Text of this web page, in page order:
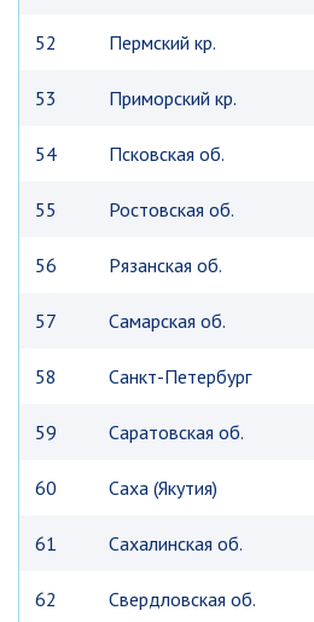
52 Пермский кр.
53 Приморский кр.
54 Псковская об.
55 Ростовская об.
56 Рязанская об.
57 Самарская об.
58 Санкт-Петербург
59 Саратовская об.
60 Саха (Якутия)
61 Сахалинская об.
62 Свердловская об.